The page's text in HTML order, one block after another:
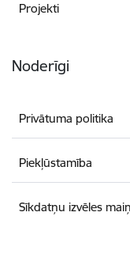
Projekti
Noderīgi
Privātuma politika
Piekļūstamība
Sīkdatņu izvēles